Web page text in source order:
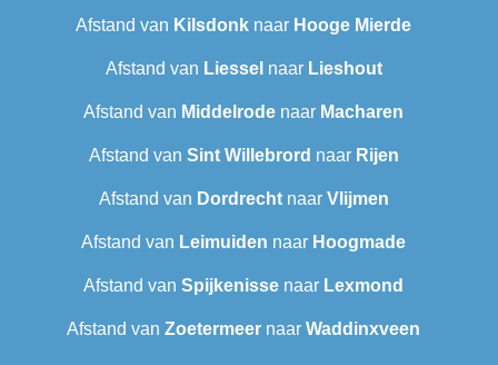
Afstand van Kilsdonk naar Hooge Mierde
Afstand van Liessel naar Lieshout
Afstand van Middelrode naar Macharen
Afstand van Sint Willebrord naar Rijen
Afstand van Dordrechtnaar Vlijmen
Afstand van Leimuiden naar Hoogmade
Afstand van Spijkenisse naar Lexmond
Afstand van Zoetermeer naar Waddinxveen